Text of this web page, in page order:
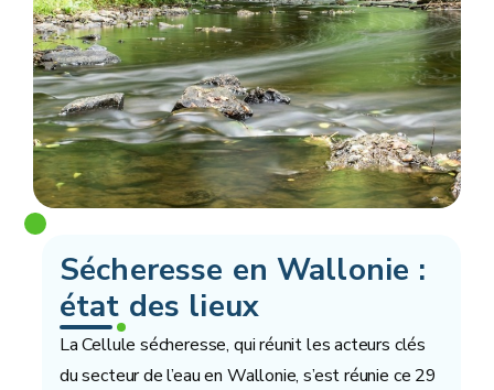
Sécheresse en Wallonie :
état des lieux
La Cellule sécheresse, qui réunit les acteurs clés
du secteur de l’eau en Wallonie, s’est réunie ce 29